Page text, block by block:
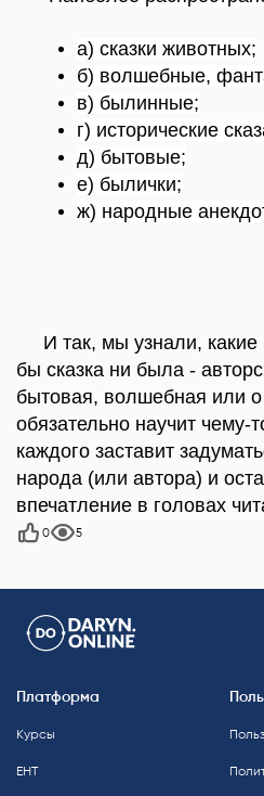
а) сказки животных;
б) волшебные,
в) былинные;
г) исторические
д) бытовые;
е) былички;
ж) народные
И так, мы узнали, какие
бы сказка ни была -
бытовая, волшебная или
обязательно научит чему-
каждого заставит
народа (или автора) и
впечатление в головах
0 5
Платформа
Курсы
ЕНТ